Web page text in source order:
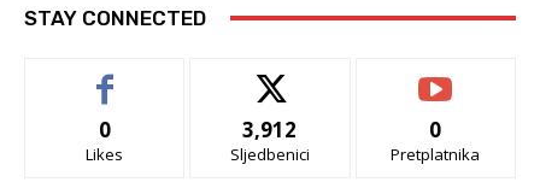
STAY CONNECTED
0
Likes
3,912
Sljedbenici
0
Pretplatnika